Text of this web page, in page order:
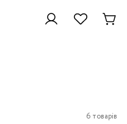
6 товарів